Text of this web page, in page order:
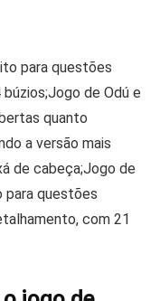
para questões
de Odú e
quanto
a versão mais
de cabeça;Jogo de
para questões
com 21